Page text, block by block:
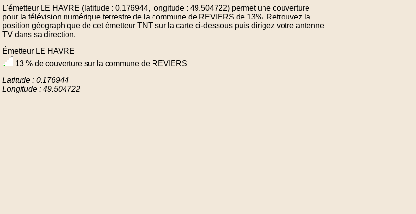
L'émetteur LE HAVRE (latitude : 0.176944, longitude : 49.504722) permet une couverture
pour la télévision numérique terrestre de la commune de REVIERS de 13%. Retrouvez la
position géographique de cet émetteur TNT sur la carte ci-dessous puis dirigez votre antenne
TV dans sa direction.
Émetteur LE HAVRE
13 % de couverture sur la commune de REVIERS
Latitude : 0.176944
Longitude : 49.504722